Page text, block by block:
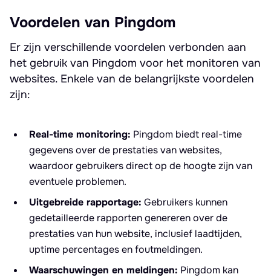
Voordelen van Pingdom
Er zijn verschillende voordelen verbonden aan
het gebruik van Pingdom voor het monitoren van
websites. Enkele van de belangrijkste voordelen
zijn:
Real-time monitoring: Pingdom biedt real-time
gegevens over de prestaties van websites,
waardoor gebruikers direct op de hoogte zijn van
eventuele problemen.
Uitgebreide rapportage: Gebruikers kunnen
gedetailleerde rapporten genereren over de
prestaties van hun website, inclusief laadtijden,
uptime percentages en foutmeldingen.
Waarschuwingen en meldingen: Pingdom kan